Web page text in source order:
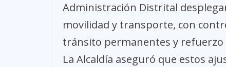
Administración Distrital
movilidad y transporte, con
tránsito permanentes y refuerzo
La Alcaldía aseguró que estos